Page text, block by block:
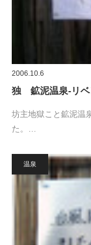
2006.10.6
独 鉱泥温泉-リベ
坊主地獄こと鉱泥温
た。…
温泉